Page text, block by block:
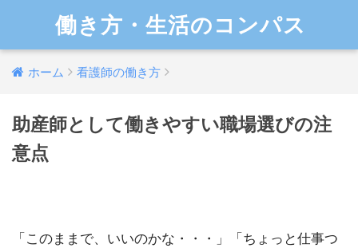
働き方・生活のコンパス
ホーム 看護師の働き方
助産師として働きやすい職場選びの注
意点
「このままで、いいのかな・・・」「ちょっと仕事つ